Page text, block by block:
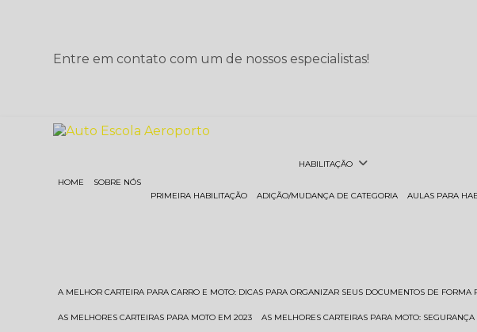
Entre em contato com um de nossos especialistas!
HOME SOBRE NÓS
HABILITAÇÃO
PRIMEIRA HABILITAÇÃO ADIÇÃO/MUDANÇA DE CATEGORIA AULAS PARA
A MELHOR CARTEIRA PARA CARRO E MOTO: DICAS PARA ORGANIZAR SEUS DOCUMENTOS DE FORMA
AS MELHORES CARTEIRAS PARA MOTO EM 2023 AS MELHORES CARTEIRAS PARA MOTO: